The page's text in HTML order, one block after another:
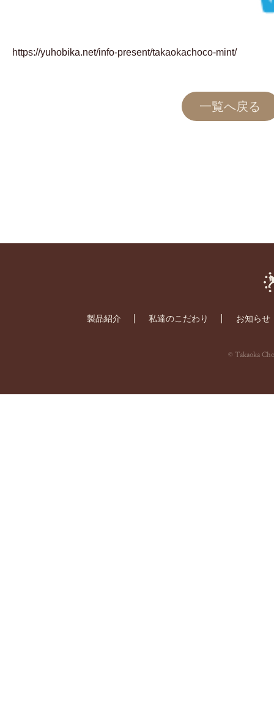
https://yuhobika.net/info-present/takaokachoco-mint/
一覧へ戻る
製品紹介 私達のこだわり お知らせ
© Takaoka